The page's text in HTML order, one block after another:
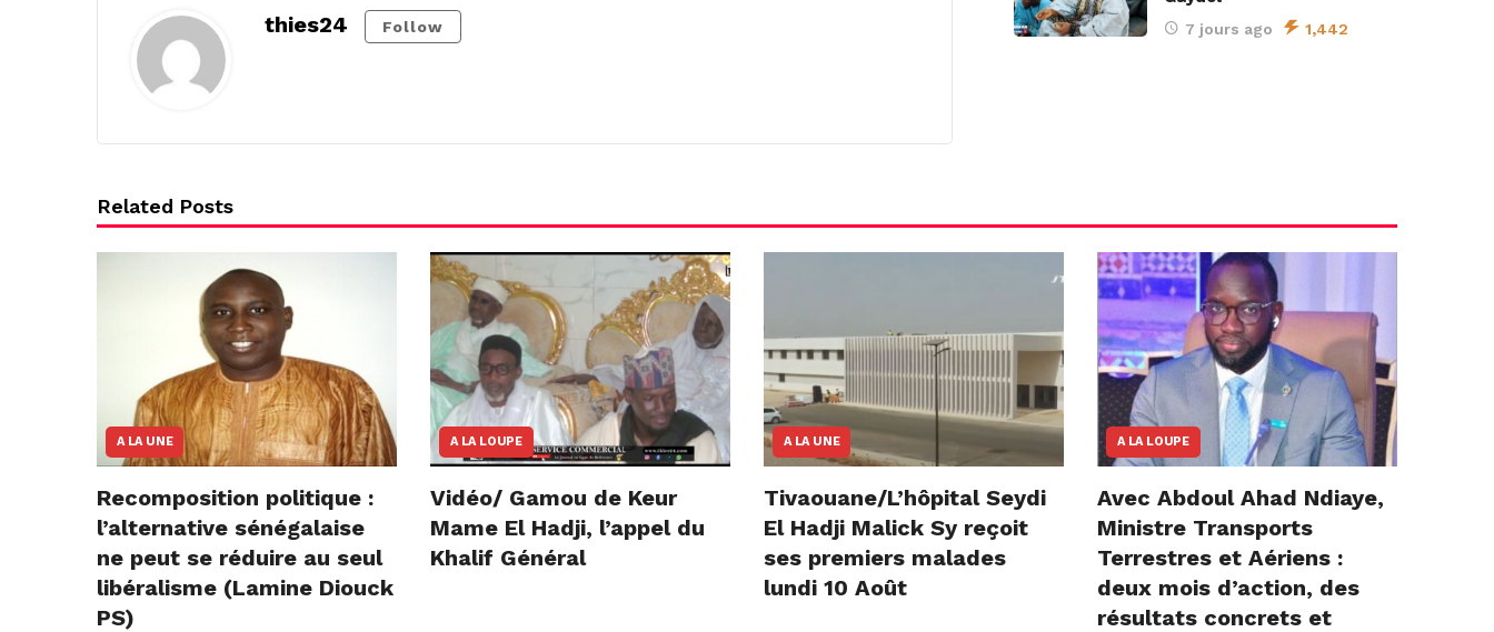
thies24 Follow 7 jours ago 1,442
Related Posts
A LA UNE
Recomposition politique :
l’alternative sénégalaise
ne peut se réduire au seul
libéralisme (Lamine Diouck
PS)
A LA LOUPE
Vidéo/ Gamou de Keur
Mame El Hadji, l’appel du
Khalif Général
A LA UNE
Tivaouane/L’hôpital Seydi
El Hadji Malick Sy reçoit
ses premiers malades
lundi 10 Août
A LA LOUPE
Avec Abdoul Ahad Ndiaye,
Ministre Transports
Terrestres et Aériens :
deux mois d’action, des
résultats concrets et